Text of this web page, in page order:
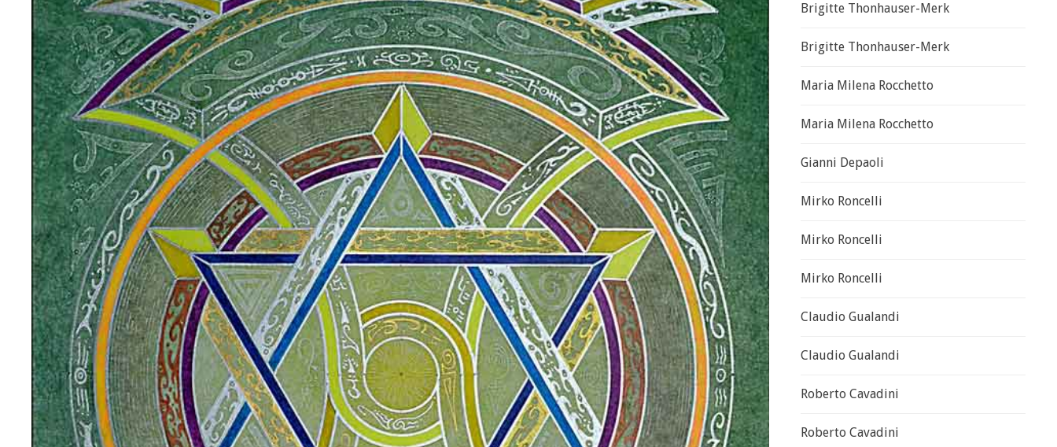
Brigitte Thonhauser-Merk
Brigitte Thonhauser-Merk
Maria Milena Rocchetto
Maria Milena Rocchetto
Gianni Depaoli
Mirko Roncelli
Mirko Roncelli
Mirko Roncelli
Claudio Gualandi
Claudio Gualandi
Roberto Cavadini
Roberto Cavadini